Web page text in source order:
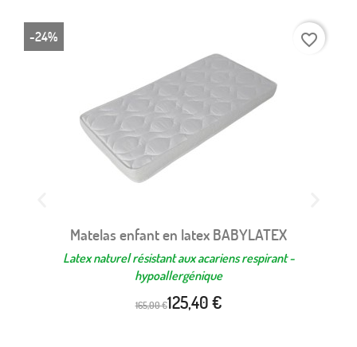
Matelas enfant en latex BABYLATEX
Latex naturel résistant aux acariens respirant -
hypoallergénique
165,00 €125,40 €
-24% favorite_border